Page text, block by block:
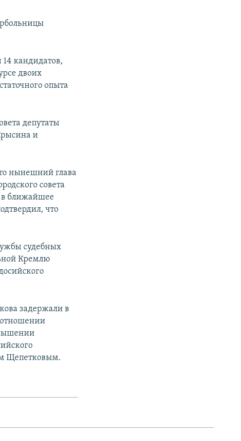
14 кандидатов,
двоих
опыта
депутаты
и
нынешний глава
совета
в ближайшее
что
судебных
Кремлю
задержали в
отношении
Щепетковым.